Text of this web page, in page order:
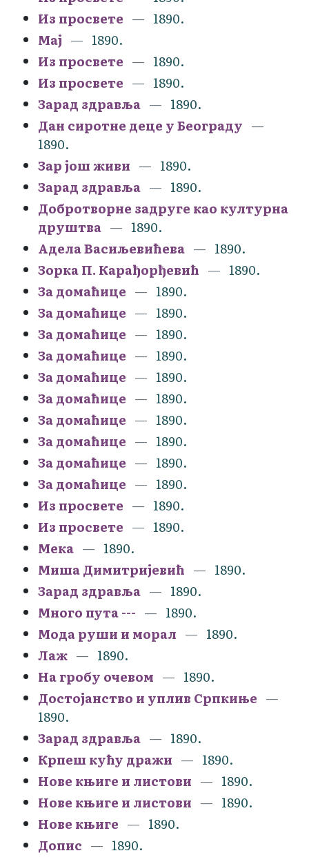
Из просвете
1890.
Мај
1890.
Из просвете
1890.
Из просвете
1890.
Зарад здравља
1890.
Дан сиротне деце у Београду
1890.
Зар још живи
1890.
Зарад здравља
1890.
Добротворне задруге као културна
друштва
1890.
Адела Васиљевићева
1890.
Зорка П. Карађорђевић
1890.
За домаћице
1890.
За домаћице
1890.
За домаћице
1890.
За домаћице
1890.
За домаћице
1890.
За домаћице
1890.
За домаћице
1890.
За домаћице
1890.
За домаћице
1890.
За домаћице
1890.
Из просвете
1890.
Из просвете
1890.
Мека
1890.
Миша Димитријевић
1890.
Зарад здравља
1890.
Много пута ---
1890.
Мода руши и морал
1890.
Лаж
1890.
На гробу очевом
1890.
Достојанство и уплив Српкиње
1890.
Зарад здравља
1890.
Крпеш кућу дражи
1890.
Нове књиге и листови
1890.
Нове књиге и листови
1890.
Нове књиге
1890.
Допис
1890.